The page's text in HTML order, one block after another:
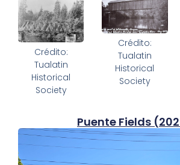
Crédito:
Tualatin
Historical
Society
Crédito:
Tualatin
Historical
Society
Puente Fields